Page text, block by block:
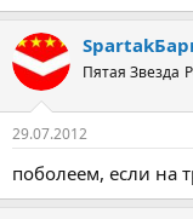
Пятая Звезда
29.07.2012
поболеем, если на